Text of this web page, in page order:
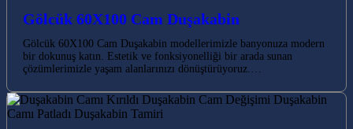
Gölcük 60X100 Cam Duşakabin
Gölcük 60X100 Cam Duşakabin modellerimizle banyonuza modern
bir dokunuş katın. Estetik ve fonksiyonelliği bir arada sunan
çözümlerimizle yaşam alanlarınızı dönüştürüyoruz.…